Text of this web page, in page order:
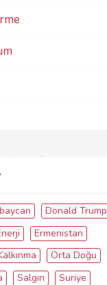
Donald Trump
Ermenistan
Orta Doğu
Salgın
Suriye